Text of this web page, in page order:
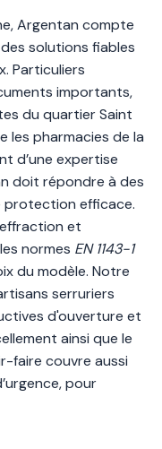
Argentan compte
solutions fiables
Particuliers
importants,
du quartier Saint
les pharmacies de la
d’une expertise
doit répondre à des
protection efficace.
et
normes EN 1143-1
du modèle. Notre
serruriers
d'ouverture et
ainsi que le
faire couvre aussi
pour